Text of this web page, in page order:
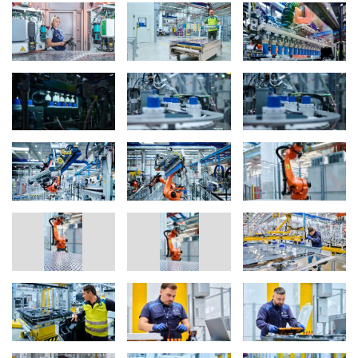
inteligentes y de última generación utilizando las tecnologías más
recientes. “Para la producción de nuestras baterías de alto voltaje,
estamos siguiendo un enfoque consistente de cero defectos,”
explica Markus Fallböhmer, jefe de Producción de Baterías en
BMW AG. “Controles de calidad altamente inteligentes, apoyados
por IA, están integrados en el proceso de producción para
ayudarnos a lograr esto.” Porque la calidad es clave: En las
carrocerías de la Neue Klasse, la batería de alto voltaje sirve
nuevas celdas cilíndricas redondas se integran directamente en la
batería de alto voltaje (“cell to pack”). Con sus innovadores
procesos de producción, las plantas piloto y de serie de BMW
Group están estableciendo nuevos estándares en la industria
para la producción de baterías. Ejemplos incluyen, entre el
enfoque consistente de cero defectos, el uso de simulaciones
digitales de producción para tareas como la capacitación de
empleados, así como el aprovechamiento de bases de datos de
IA ampliadas para optimizar la logística de suministro y
producción. Todos los pasos de producción pasan por un
monitoreo en línea sin interrupciones con almacenamiento de
datos integral, lo que permite una máxima estabilidad del proceso
y una optimización continua basada en datos.